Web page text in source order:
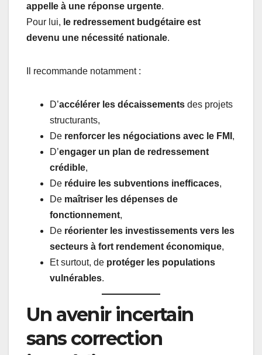
appelle à une réponse urgente.
Pour lui, le redressement budgétaire est
devenu une nécessité nationale.
Il recommande notamment :
D’accélérer les décaissements des projets
structurants,
De renforcer les négociations avec le FMI ,
D’engager un plan de redressement
crédible,
De réduire les subventions inefficaces,
De maîtriser les dépenses de
fonctionnement,
De réorienter les investissements vers les
secteurs à fort rendement économique,
Et surtout, de protéger les populations
vulnérables.
Un avenir incertain
sans correction